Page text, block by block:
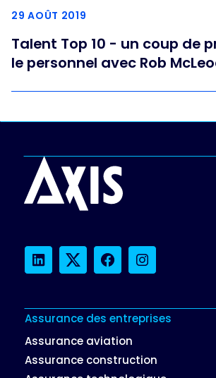
29 AOÛT 2019
Talent Top 10 - un coup de
le personnel avec Rob
LinkedInTwitterFacebookInstagram
Assurance des entreprises
Assurance aviation
Assurance construction